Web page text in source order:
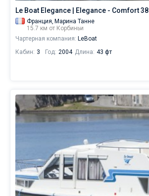
Le Boat Elegance | Elegance - Comfort 38
Франция, Марина Танне
15.7 км от Корбиньи
Чартерная компания: LeBoat
Кабин: 3 Год: 2004 Длина: 43 фт